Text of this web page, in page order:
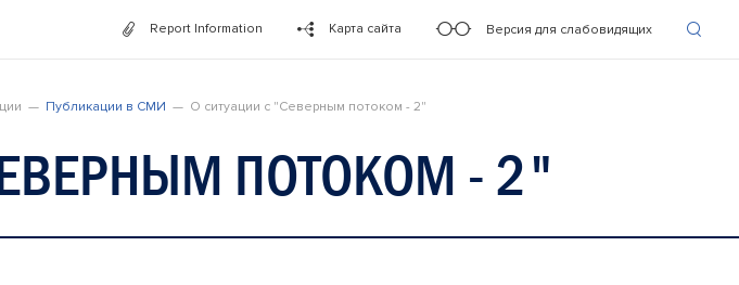
Report Information Карта сайта Версия для слабовидящих
Публикации в СМИ О ситуации с "Северным потоком - 2"
ПОТОКОМ - 2"